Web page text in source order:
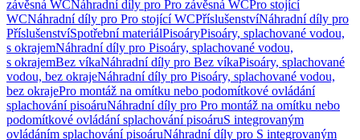
závěsná WCNáhradní díly pro Pro závěsná WCPro stojící
WCNáhradní díly pro Pro stojící WCPříslušenstvíNáhradní díly pro
PříslušenstvíSpotřební materiálPisoáryPisoáry, splachované vodou,
s okrajemNáhradní díly pro Pisoáry, splachované vodou,
s okrajemBez víkaNáhradní díly pro Bez víkaPisoáry, splachované
vodou, bez okrajeNáhradní díly pro Pisoáry, splachované vodou,
bez okrajePro montáž na omítku nebo podomítkové ovládání
splachování pisoáruNáhradní díly pro Pro montáž na omítku nebo
podomítkové ovládání splachování pisoáruS integrovaným
ovládáním splachování pisoáruNáhradní díly pro S integrovaným